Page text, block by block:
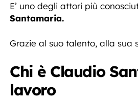
E’ uno degli attori più
Santamaria.
Grazie al suo talento, alla sua
Chi è Claudio
lavoro